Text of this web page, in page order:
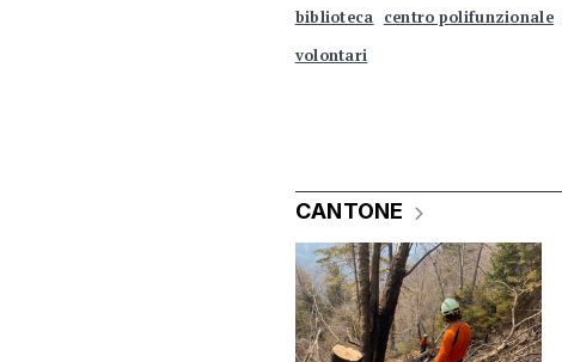
biblioteca centro polifunzionale
volontari
CANTONE